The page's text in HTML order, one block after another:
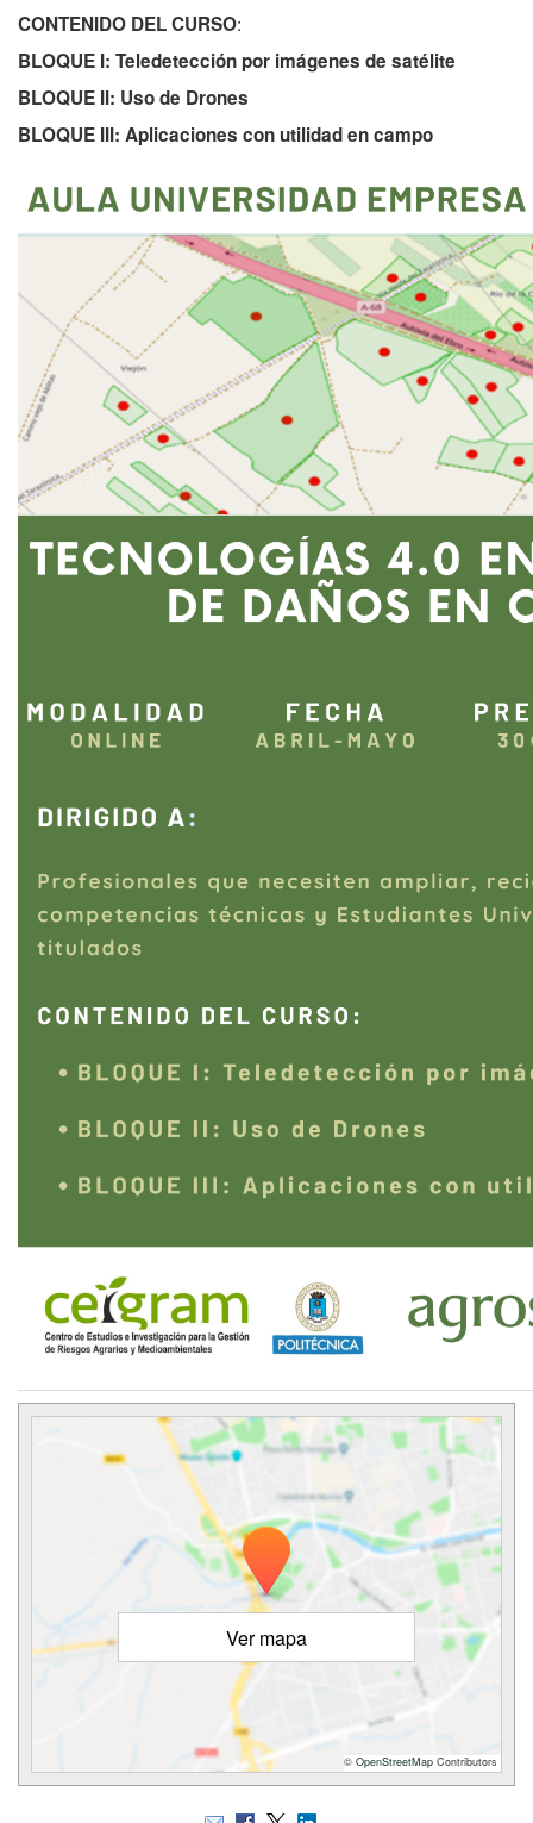
CONTENIDO DEL CURSO:
BLOQUE I: Teledetección por imágenes de satélite
BLOQUE II: Uso de Drones
BLOQUE III: Aplicaciones con utilidad en campo
Ver mapa
© OpenStreetMap Contributors